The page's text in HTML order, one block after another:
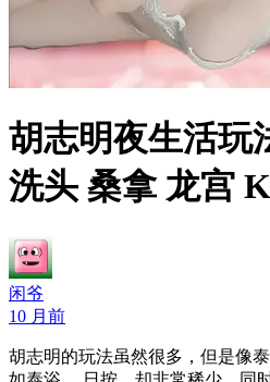
胡志明夜生活玩
洗头 桑拿 龙宫
闲爷
10 月前
胡志明的玩法虽然很多，但是像